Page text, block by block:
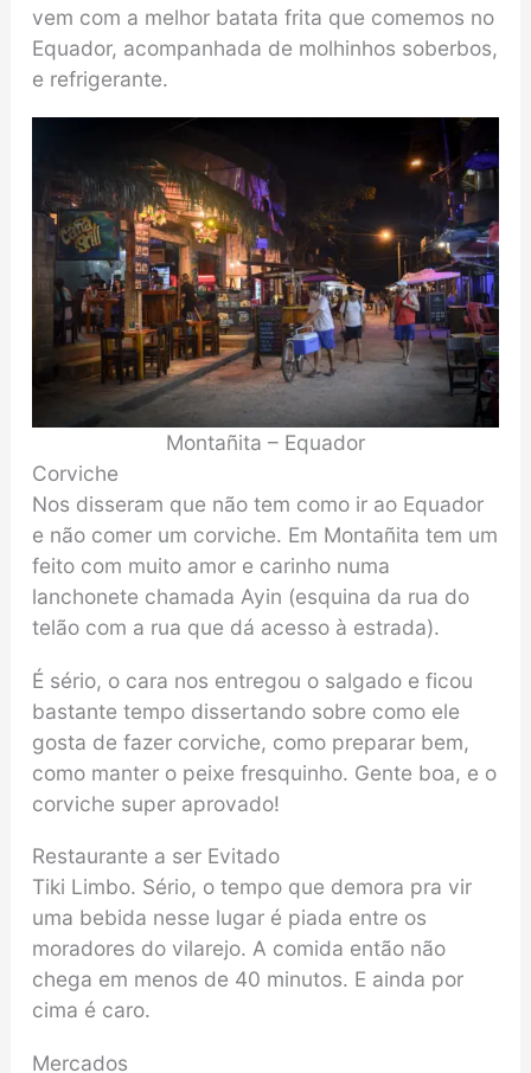
vem com a melhor batata frita que comemos no
Equador, acompanhada de molhinhos soberbos,
e refrigerante.
Montañita – Equador
Corviche
Nos disseram que não tem como ir ao Equador
e não comer um corviche. Em Montañita tem um
feito com muito amor e carinho numa
lanchonete chamada Ayin (esquina da rua do
telão com a rua que dá acesso à estrada).
É sério, o cara nos entregou o salgado e ficou
bastante tempo dissertando sobre como ele
gosta de fazer corviche, como preparar bem,
como manter o peixe fresquinho. Gente boa, e o
corviche super aprovado!
Restaurante a ser Evitado
Tiki Limbo. Sério, o tempo que demora pra vir
uma bebida nesse lugar é piada entre os
moradores do vilarejo. A comida então não
chega em menos de 40 minutos. E ainda por
cima é caro.
Mercados